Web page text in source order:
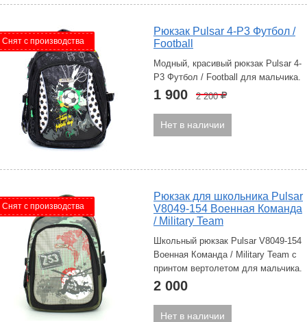
Снят с производства
Рюкзак Pulsar 4-P3 Футбол /
Football
Модный, красивый рюкзак Pulsar 4-
P3 Футбол / Football для мальчика.
1 900 2 200Р
Нет в наличии
Снят с производства
Рюкзак для школьника Pulsar
V8049-154 Военная Команда
/ Military Team
Школьный рюкзак Pulsar V8049-154
Военная Команда / Military Team с
принтом вертолетом для мальчика.
2 000
Нет в наличии